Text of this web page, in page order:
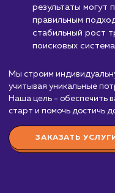
молодых
от 35
Стоимость
начинается от
идеально
запущенных